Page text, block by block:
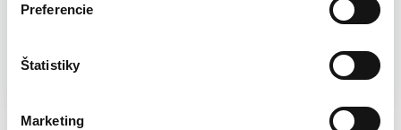
Preferencie
Štatistiky
Marketing
Katalógové číslo:
Hadicové
navijaky a stojany
STREND